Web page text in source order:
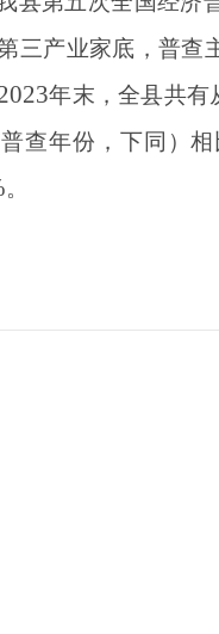
三产业家底，普查
年末，全县共有
查年份，下同）
。